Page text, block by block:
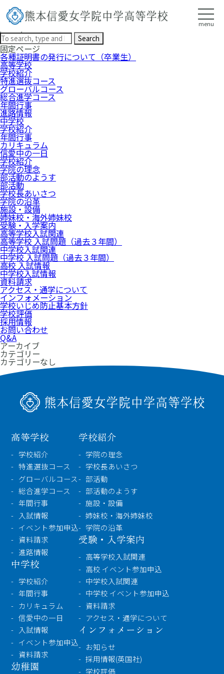
HOME
新着情報
/2024/04
Search
固定ページ
各種証明書の発行について（卒業生）
高等学校
学校紹介
特進選抜コース
グローバルコース
総合進学コース
年間行事
進路情報
中学校
学校紹介
年間行事
カリキュラム
信愛中の一日
学校紹介
学院の理念
部活動のようす
部活動
学校長あいさつ
学院の沿革
施設・設備
姉妹校・海外姉妹校
受験・入学案内
高等学校入試関連
高等学校 入試問題（過去３年間）
中学校入試関連
中学校 入試問題（過去３年間）
高校 入試情報
中学校入試情報
資料請求
アクセス・通学について
インフォメーション
学校いじめ防止基本方針
学校評価
採用情報
お問い合わせ
Q&A
アーカイブ
カテゴリー
カテゴリーなし
高等学校
学校紹介
特進選抜コース
グローバルコース
総合進学コース
年間行事
入試情報
イベント参加申込
資料請求
進路情報
中学校
学校紹介
年間行事
カリキュラム
信愛中の一日
入試情報
イベント参加申込
資料請求
幼稚園
学校紹介
学院の理念
学校長あいさつ
部活動
部活動のようす
施設・設備
姉妹校・海外姉妹校
学院の沿革
受験・入学案内
高等学校入試関連
高校 イベント参加申込
中学校入試関連
中学校 イベント参加申込
資料請求
アクセス・通学について
インフォメーション
お知らせ
採用情報(英国社)
学校評価
menu
高等学校
中学校
学校紹介
受験・入学案内
インフォメーション
〒860-8557 熊本市中央区上林町3-18
TEL：096-354-5355（代表）